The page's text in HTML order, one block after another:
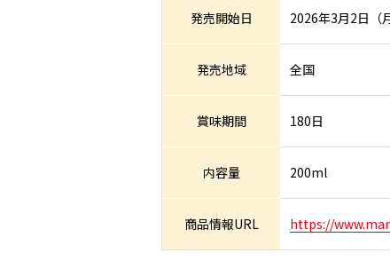
発売開始日 2026年3月2日（月
発売地域 全国
賞味期間 180日
内容量 200ml
商品情報URL https://